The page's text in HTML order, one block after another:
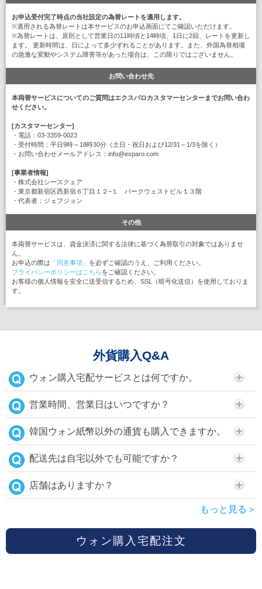
お申込受付完了時点の当社設定の為替レートを適用します。
※適用される為替レートは本サービスのお申込画面にてご確認いただけます。
※為替レートは、原則として営業日の11時頃と14時頃、1日に2回、レートを更新し
ます。 更新時間は、日によって多少ずれることがあります。また、外国為替相場
の急激な変動やシステム障害等があった場合は、この限りではございません。
お問い合わせ先
本両替サービスについてのご質問はエクスパロカスタマーセンターまでお問い合わ
せください。
[カスタマーセンター]
・電話：03-3359-0023
・受付時間：平日9時～18時30分（土日・祝日および12/31～1/3を除く）
・お問い合わせメールアドレス：info@exparo.com
[事業者情報]
・株式会社シースクェア
・東京都新宿区西新宿６丁目１２−１ パークウェストビル１３階
・代表者：ジェフジョン
その他
本両替サービスは、資金決済に関する法律に基づく為替取引の対象ではありませ
ん。
お申込の際は 「同意事項」 を必ずご確認のうえ、ご利用ください。
プライバシーポリシーはこちらをご確認ください。
お客様の個人情報を安全に送受信するため、SSL（暗号化送信）を使用しておりま
す。
外貨購入Q&A
ウォン購入宅配サービスとは何ですか。
営業時間、営業日はいつですか？
韓国ウォン紙幣以外の通貨も購入できますか。
配送先は自宅以外でも可能ですか？
店舗はありますか？
もっと見る＞
ウォン購入宅配注文